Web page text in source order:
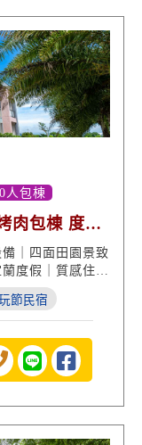
人包棟
肉包棟 度假
｜四面田園景致
度假｜質感住宿
節民宿